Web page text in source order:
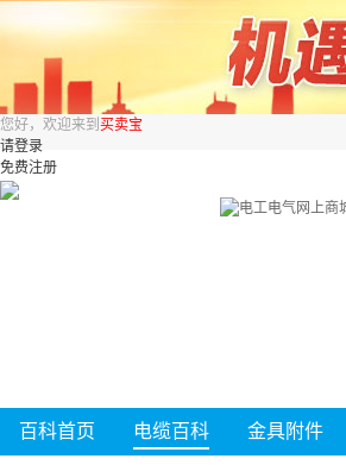
您好，欢迎来到 买卖宝
请登录
免费注册
百科首页 电缆百科 金具附件